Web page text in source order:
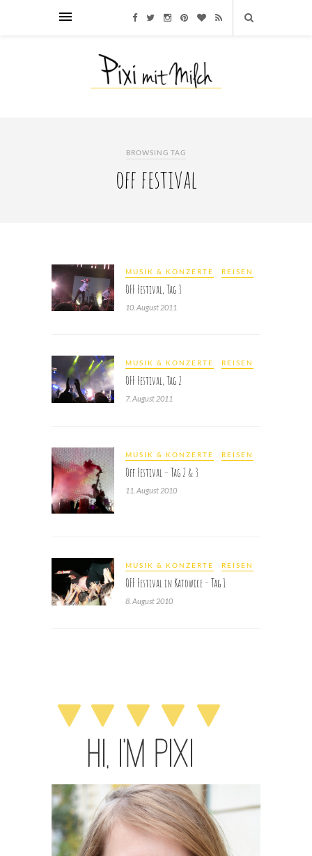
BROWSING TAG
off festival
MUSIK & KONZERTE REISEN
OFF Festival, Tag 3
10. August 2011
MUSIK & KONZERTE REISEN
OFF Festival, Tag 2
7. August 2011
MUSIK & KONZERTE REISEN
Off Festival – Tag 2 & 3
11. August 2010
MUSIK & KONZERTE REISEN
OFF Festival in Katowice – Tag 1
8. August 2010